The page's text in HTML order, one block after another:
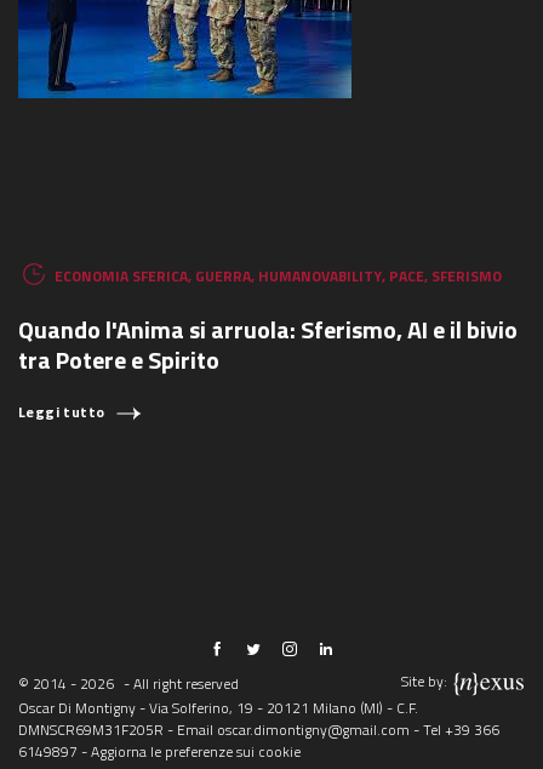
ECONOMIA SFERICA, GUERRA, HUMANOVABILITY, PACE, SFERISMO
Quando l'Anima si arruola: Sferismo, AI e il bivio
tra Potere e Spirito
Leggi tutto
© 2014 - 2026 - All right reserved
Site by:
Oscar Di Montigny - Via Solferino, 19 - 20121 Milano (MI) - C.F.
DMNSCR69M31F205R - Email oscar.dimontigny@gmail.com - Tel +39 366
6149897 -Aggiorna le preferenze sui cookie